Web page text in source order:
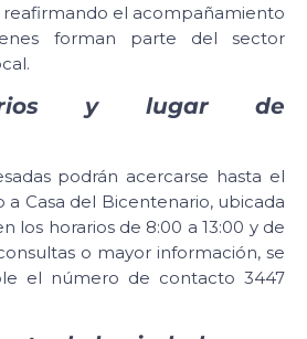
reafirmando el acompañamiento
forman parte del sector
y lugar de
podrán acercarse hasta el
a Casa del Bicentenario, ubicada
los horarios de 8:00 a 13:00 y de
o mayor información, se
el número de contacto 3447